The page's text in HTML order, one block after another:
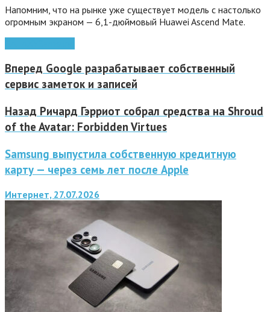
Напомним, что на рынке уже существует модель с настолько
огромным экраном — 6,1-дюймовый Huawei Ascend Mate.
Вперед Google разрабатывает собственный
сервис заметок и записей
Назад Ричард Гэрриот собрал средства на Shroud
of the Avatar: Forbidden Virtues
Samsung выпустила собственную кредитную
карту — через семь лет после Apple
Интернет, 27.07.2026